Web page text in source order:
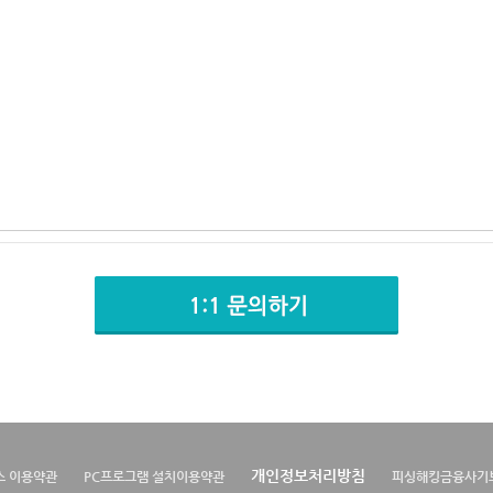
이용약관 PC프로그램 설치이용약관 개인정보처리방침 피싱해킹금융사기